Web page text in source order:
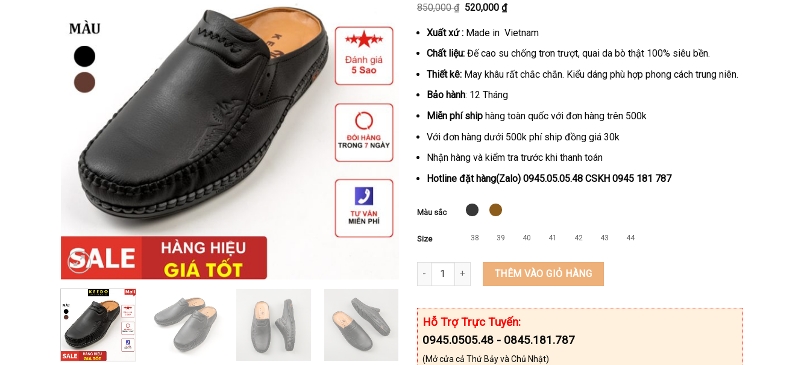
850,000₫ Giá
850,000 ₫.
520,000 ₫Giá
hiện
là:
Xuất xứ :Made in Vietnam
Chất liệu:Đế cao su chống trơn trượt, quai da bò thật 100% siêu bền.
Thiết kê:May khâu rất chắc chắn. Kiểu dáng phù hợp phong cách trung niên.
Bảo hành: 12 Tháng
Miễn phí shiphàng toàn quốc với đơn hàng trên 500k
Với đơn hàng dưới 500k phí ship đồng giá 30k
Nhận hàng và kiểm tra trước khi thanh toán
Hotline đặt hàng(Zalo) 0945.05.05.48 CSKH 0945 181 787
Màu sắc
Size 38 39 40 41 42 43 44
Giày sabo nam da bò thật thương hiệu KEEDO TNG-701 số lượng
THÊM VÀO GIỎ HÀNG
Hỗ Trợ Trực Tuyến:
0945.0505.48 - 0845.181.787
(Mở cửa cả Thứ Bảy và Chủ Nhật)